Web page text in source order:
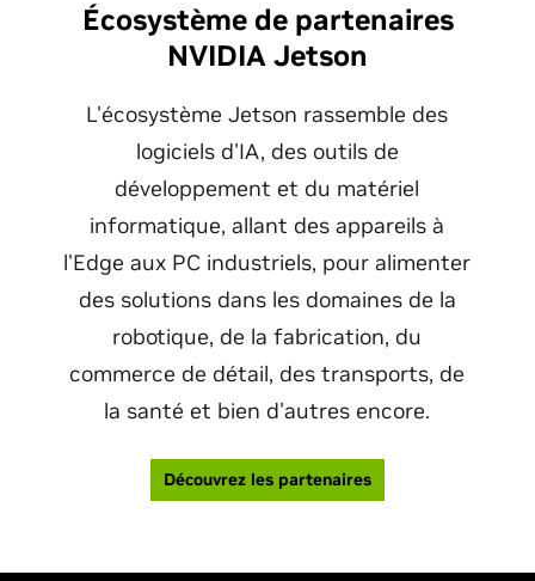
Écosystème de partenaires
NVIDIA Jetson
L'écosystème Jetson rassemble des
logiciels d'IA, des outils de
développement et du matériel
informatique, allant des appareils à
l'Edge aux PC industriels, pour alimenter
des solutions dans les domaines de la
robotique, de la fabrication, du
commerce de détail, des transports, de
la santé et bien d'autres encore.
Découvrez les partenaires